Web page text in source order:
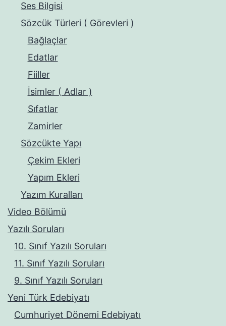
Ses Bilgisi
Sözcük Türleri ( Görevleri )
Bağlaçlar
Edatlar
Fiiller
İsimler ( Adlar )
Sıfatlar
Zamirler
Sözcükte Yapı
Çekim Ekleri
Yapım Ekleri
Yazım Kuralları
Video Bölümü
Yazılı Soruları
10. Sınıf Yazılı Soruları
11. Sınıf Yazılı Soruları
9. Sınıf Yazılı Soruları
Yeni Türk Edebiyatı
Cumhuriyet Dönemi Edebiyatı